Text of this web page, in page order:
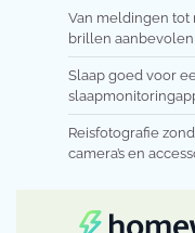
Van meldingen tot
brillen aanbevolen
Slaap goed voor
Reisfotografie
camera’s en